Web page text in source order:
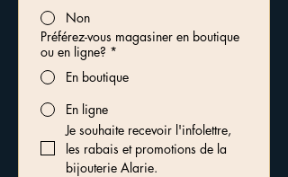
Non
Préférez-vous magasiner en boutique
ou en ligne? *
En boutique
En ligne
Je souhaite recevoir l'infolettre,
les rabais et promotions de la
bijouterie Alarie.